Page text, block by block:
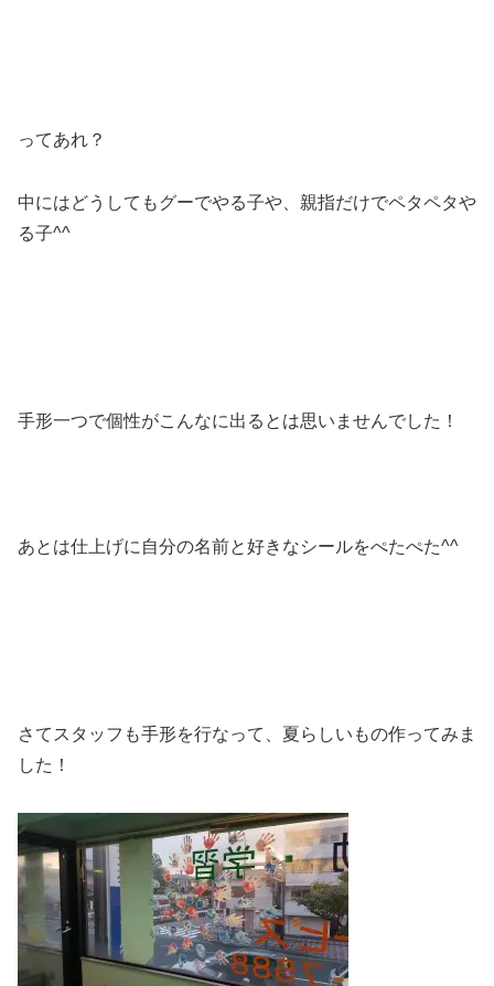
ってあれ？
中にはどうしてもグーでやる子や、親指だけでペタペタや
る子^^
手形一つで個性がこんなに出るとは思いませんでした！
あとは仕上げに自分の名前と好きなシールをぺたぺた^^
さてスタッフも手形を行なって、夏らしいもの作ってみま
した！